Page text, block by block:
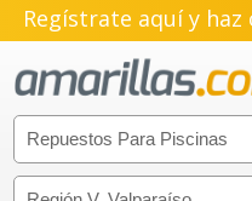
Regístrate aquí y haz